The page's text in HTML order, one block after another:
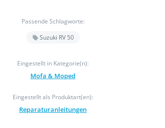
Passende Schlagworte:
Suzuki RV 50
Eingestellt in Kategorie(n):
Mofa & Moped
Eingestellt als Produktart(en):
Reparaturanleitungen